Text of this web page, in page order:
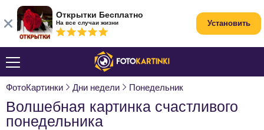
ФотоКартинки Дни недели Понедельник
Волшебная картинка счастливого
понедельника
Открытки Бесплатно
На все случаи жизни Установить